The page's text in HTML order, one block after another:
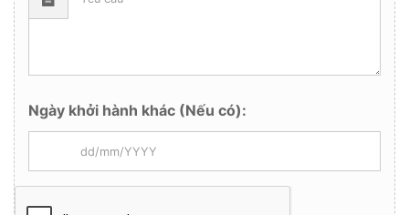
Ngày khởi hành khác (Nếu có):